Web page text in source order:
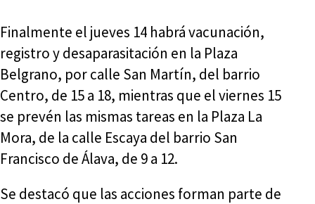
Finalmente el jueves 14 habrá vacunación,
registro y desaparasitación en la Plaza
Belgrano, por calle San Martín, del barrio
Centro, de 15 a 18, mientras que el viernes 15
se prevén las mismas tareas en la Plaza La
Mora, de la calle Escaya del barrio San
Francisco de Álava, de 9 a 12.
Se destacó que las acciones forman parte de